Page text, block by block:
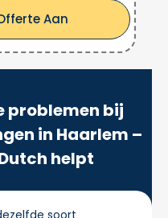
Aan
problemen bij
in Haarlem –
helpt
soort